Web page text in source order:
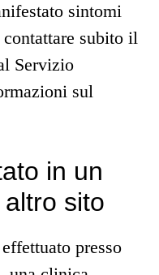
sintomi
subito il
Servizio
sul
in un
sito
presso